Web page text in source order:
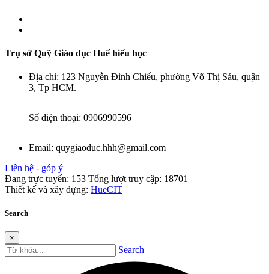
Trụ sở Quỹ Giáo dục Huế hiếu học
Địa chỉ: 123 Nguyễn Đình Chiểu, phường Võ Thị Sáu, quận
3, Tp HCM.
Số điện thoại: 0906990596
Email: quygiaoduc.hhh@gmail.com
Liên hệ - góp ý
Đang trực tuyến: 153 Tổng lượt truy cập: 18701
Thiết kế và xây dựng: HueCIT
Search
×
Search